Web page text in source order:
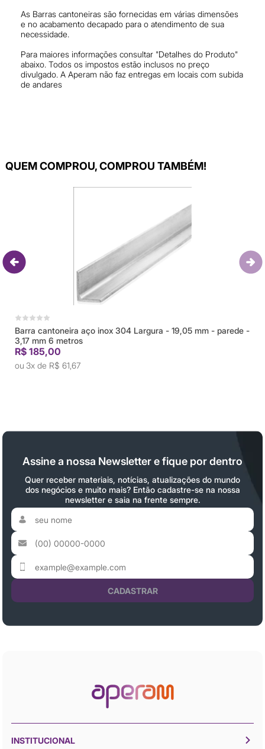
As Barras cantoneiras são fornecidas em várias dimensões
e no acabamento decapado para o atendimento de sua
necessidade.
Para maiores informações consultar "Detalhes do Produto"
abaixo. Todos os impostos estão inclusos no preço
divulgado. A Aperam não faz entregas em locais com subida
de andares
QUEM COMPROU, COMPROU TAMBÉM!
Barra cantoneira aço inox 304 Largura - 19,05 mm - parede -
3,17 mm 6 metros
R$ 185,00
3x de R$ 61,67
Assine a nossa Newsletter e fique por dentro
Quer receber materiais, notícias, atualizações do mundo
dos negócios e muito mais? Então cadastre-se na nossa
newsletter e saia na frente sempre.
CADASTRAR
INSTITUCIONAL